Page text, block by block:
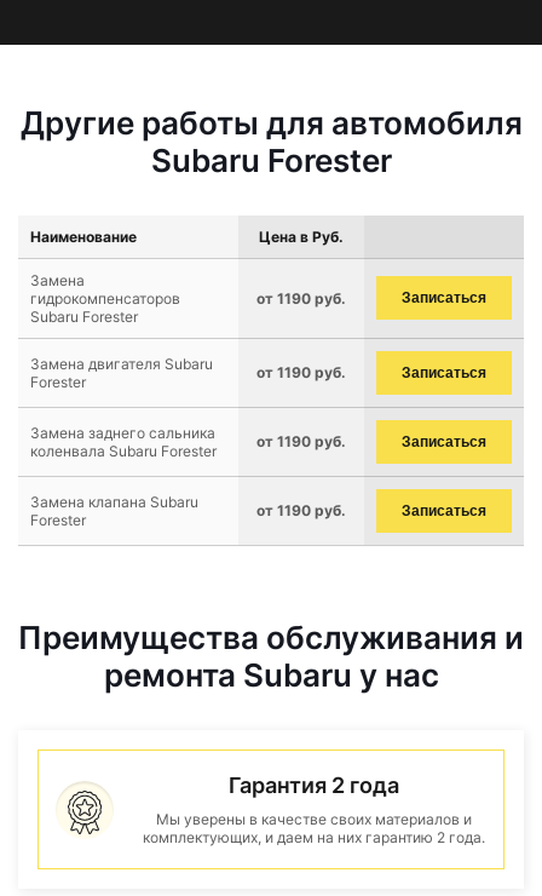
Другие работы для автомобиля
Subaru Forester
Наименование Цена в Руб.
Замена
гидрокомпенсаторов
Subaru Forester
от 1190 руб. Записаться
Замена двигателя Subaru
Forester
от 1190 руб. Записаться
Замена заднего сальника
коленвала Subaru Forester
от 1190 руб. Записаться
Замена клапана Subaru
Forester
от 1190 руб. Записаться
Преимущества обслуживания и
ремонта Subaru у нас
Гарантия 2 года
Мы уверены в качестве своих материалов и
комплектующих, и даем на них гарантию 2 года.